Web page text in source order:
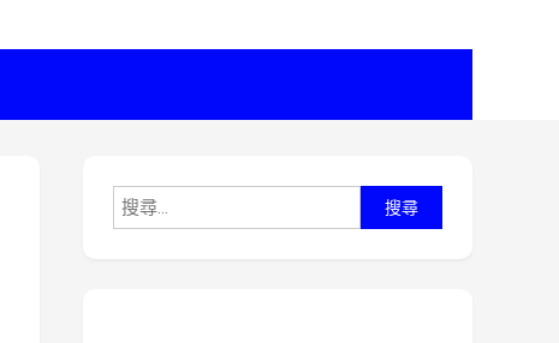
尋